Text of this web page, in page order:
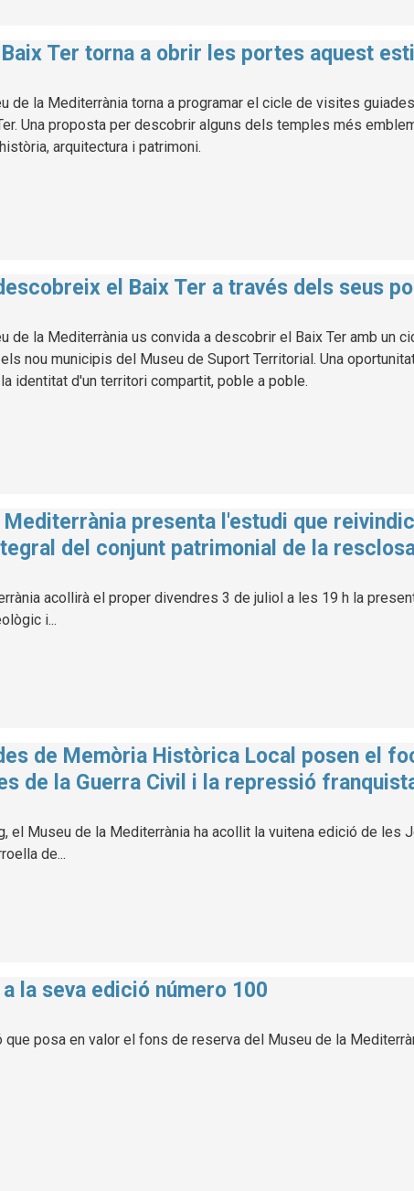
Ter torna a obrir les portes aquest
de la Mediterrània torna a programar el cicle de visites
Una proposta per descobrir alguns dels temples més
arquitectura i patrimoni.
el Baix Ter a través dels seus
de la Mediterrània us convida a descobrir el Baix Ter amb un
nou municipis del Museu de Suport Territorial. Una
identitat d'un territori compartit, poble a poble.
Mediterrània presenta l'estudi que
del conjunt patrimonial de la
acollirà el proper divendres 3 de juliol a les 19 h la
i...
de Memòria Històrica Local posen el
de la Guerra Civil i la repressió
el Museu de la Mediterrània ha acollit la vuitena edició de les
de...
la seva edició número 100
posa en valor el fons de reserva del Museu de la